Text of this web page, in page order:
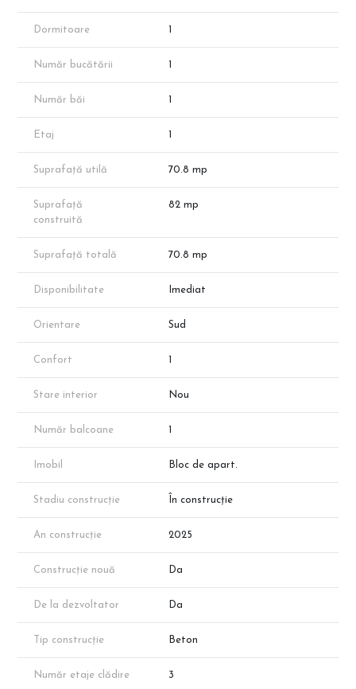
pardoseală.
Baia este echipată cu vas WC încastrat Geberit, iar finisajele pot
Accesul la mijloacele de transport este facil, stația STB fiind la
dezvoltatorului, însă disponibilitatea proprietăților poate varia în
funcție de vânzări.
*Suprafața apartamentului menționată în anunț este suprafața
va reieși în urma măsurătorilor cadastrale.
Dormitoare 1
Număr bucătării 1
Număr băi 1
Etaj 1
Suprafață utilă 70.8 mp
Suprafață
construită
82 mp
Suprafață totală 70.8 mp
Disponibilitate Imediat
Orientare Sud
Confort 1
Stare interior Nou
Număr balcoane 1
Imobil Bloc de apart.
Stadiu construcție În construcție
An construcție 2025
Construcție nouă Da
De la dezvoltator Da
Tip construcție Beton
Număr etaje clădire 3